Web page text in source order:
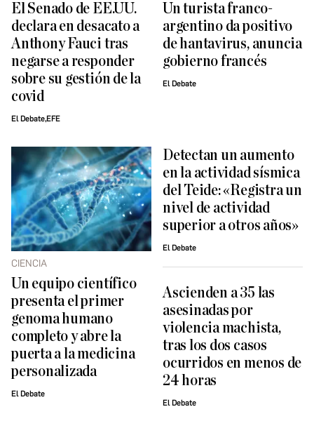
El Senado de EE.UU.
declara en desacato a
Anthony Fauci tras
negarse a responder
sobre su gestión de la
covid
El Debate,EFE
Un turista franco-
argentino da positivo
de hantavirus, anuncia
gobierno francés
El Debate
CIENCIA
Un equipo científico
presenta el primer
genoma humano
completo y abre la
puerta a la medicina
personalizada
El Debate
Detectan un aumento
en la actividad sísmica
del Teide: «Registra un
nivel de actividad
superior a otros años»
El Debate
Ascienden a 35 las
asesinadas por
violencia machista,
tras los dos casos
ocurridos en menos de
24 horas
El Debate